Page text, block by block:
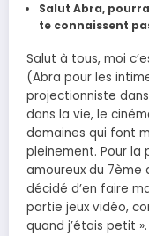
Salut Abra,
te connaissent
Salut à tous, moi
(Abra pour les
projectionniste
dans la vie, le
domaines qui font
pleinement. Pour la
amoureux du 7ème
décidé d’en faire
partie jeux vidéo,
quand j’étais petit ».